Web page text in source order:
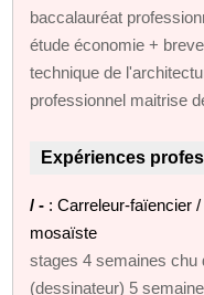
baccalauréat
étude économie +
technique de
professionnel maitrise
Expériences
/ - : Carreleur-faïencier
mosaïste
stages 4 semaines chu
(dessinateur) 5